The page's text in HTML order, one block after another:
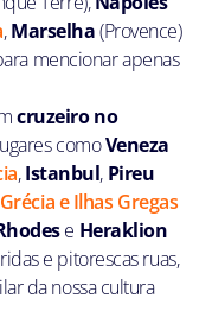
,Marselha(Provence)
mencionar apenas
cruzeiro no
comoVeneza
,Istanbul, Pireu
Grécia e Ilhas Gregas
e Heraklion
e pitorescas ruas,
da nossa cultura